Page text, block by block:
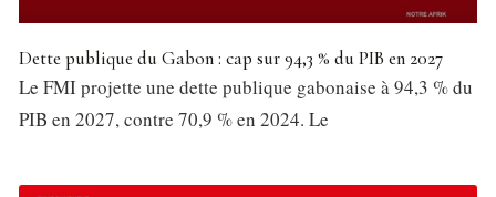
Dette publique du Gabon : cap sur 94,3 % du PIB en 2027
Le FMI projette une dette publique gabonaise à 94,3 % du
PIB en 2027, contre 70,9 % en 2024. Le